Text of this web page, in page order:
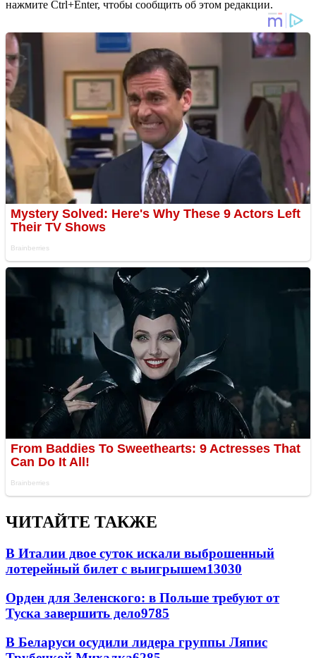
нажмите Ctrl+Enter, чтобы сообщить об этом редакции.
ЧИТАЙТЕ ТАКЖЕ
В Италии двое суток искали выброшенный
лотерейный билет с выигрышем13030
Орден для Зеленского: в Польше требуют от
Туска завершить дело9785
В Беларуси осудили лидера группы Ляпис